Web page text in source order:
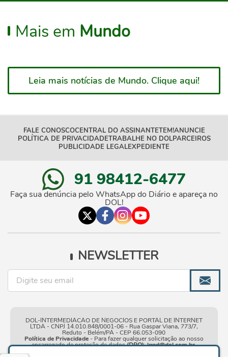
Mais em Mundo
Leia mais notícias de Mundo. Clique aqui!
FALE CONOSCOCENTRAL DO ASSINANTETEM!ANUNCIE
POLÍTICA DE PRIVACIDADETRABALHE NO DOLPARCEIROS
PUBLICIDADE LEGALEXPEDIENTE
91 98412-6477
Faça sua denúncia pelo WhatsApp do Diário e apareça no
DOL!
NEWSLETTER
DOL-INTERMEDIACAO DE NEGOCIOS E PORTAL DE INTERNET
LTDA - CNPJ 14.010.848/0001-06 - Rua Gaspar Viana, 773/7,
Reduto - Belém/PA - CEP 66.053-090
Política de Privacidade- Para fazer qualquer solicitação ao nosso
encarregado de proteção de dados(DPO):lgpd@dol.com.br.